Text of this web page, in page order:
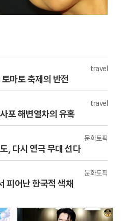
travel
마토 축제의 반전
travel
포 해변열차의 유혹
문화토픽
, 다시 연극 무대 선다
문화토픽
피어난 한국적 색채